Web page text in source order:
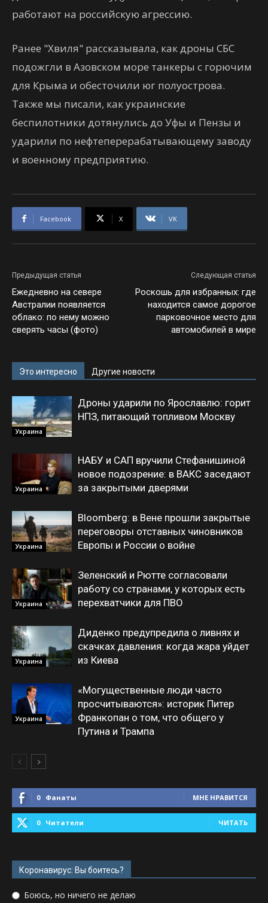
работают на российскую агрессию.
Ранее "Хвиля" рассказывала, как дроны СБС
подожгли в Азовском море танкеры с горючим
для Крыма и обесточили юг полуострова.
Также мы писали, как украинские
беспилотники дотянулись до Уфы и Пензы и
ударили по нефтеперерабатывающему заводу
и военному предприятию.
Facebook X VK
Предыдущая статья
Ежедневно на севере
Австралии появляется
облако: по нему можно
сверять часы (фото)
Следующая статья
Роскошь для избранных: где
находится самое дорогое
парковочное место для
автомобилей в мире
Это интересно Другие новости
Украина
Дроны ударили по Ярославлю: горит
НПЗ, питающий топливом Москву
Украина
НАБУ и САП вручили Стефанишиной
новое подозрение: в ВАКС заседают
за закрытыми дверями
Украина
Bloomberg: в Вене прошли закрытые
переговоры отставных чиновников
Европы и России о войне
Украина
Зеленский и Рютте согласовали
работу со странами, у которых есть
перехватчики для ПВО
Украина
Диденко предупредила о ливнях и
скачках давления: когда жара уйдет
из Киева
Украина
«Могущественные люди часто
просчитываются»: историк Питер
Франкопан о том, что общего у
Путина и Трампа
0 Фанаты МНЕ НРАВИТСЯ
0 Читатели ЧИТАТЬ
Коронавирус: Вы боитесь?
Боюсь, но ничего не делаю